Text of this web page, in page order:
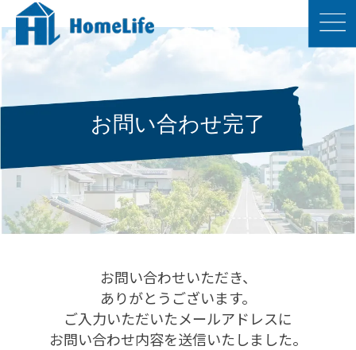
お問い合わせ完了
お問い合わせいただき、
ありがとうございます。
ご入力いただいたメールアドレスに
お問い合わせ内容を送信いたしました。